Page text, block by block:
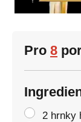
Pro 8
2 hrnky